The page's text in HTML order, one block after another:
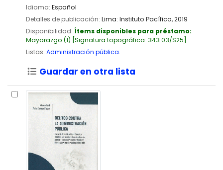
Idioma: Español
Detalles de publicación: Lima: Instituto Pacífico,2019
Disponibilidad: Ítems disponibles para préstamo:
Mayorazgo (1) Signatura topográfica: 343.03/S25 .
Listas: Administración pública.
Guardar en otra lista